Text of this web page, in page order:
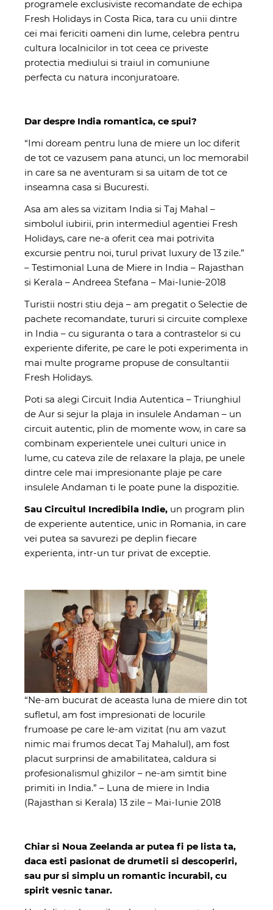
programele exclusiviste recomandate de echipa
Fresh Holidays in Costa Rica, tara cu unii dintre
cei mai fericiti oameni din lume, celebra pentru
cultura localnicilor in tot ceea ce priveste
protectia mediului si traiul in comuniune
perfecta cu natura inconjuratoare.
Dar despre India romantica, ce spui?
“Imi doream pentru luna de miere un loc diferit
de tot ce vazusem pana atunci, un loc memorabil
in care sa ne aventuram si sa uitam de tot ce
inseamna casa si Bucuresti.
Asa am ales sa vizitam India si Taj Mahal –
simbolul iubirii, prin intermediul agentiei Fresh
Holidays, care ne-a oferit cea mai potrivita
excursie pentru noi, turul privat luxury de 13 zile.”
– Testimonial Luna de Miere in India – Rajasthan
si Kerala – Andreea Stefana – Mai-Iunie-2018
Turistii nostri stiu deja – am pregatit o Selectie de
pachete recomandate, tururi si circuite complexe
in India – cu siguranta o tara a contrastelor si cu
experiente diferite, pe care le poti experimenta in
mai multe programe propuse de consultantii
Fresh Holidays.
Poti sa alegi Circuit India Autentica – Triunghiul
de Aur si sejur la plaja in insulele Andaman – un
circuit autentic, plin de momente wow, in care sa
combinam experientele unei culturi unice in
lume, cu cateva zile de relaxare la plaja, pe unele
dintre cele mai impresionante plaje pe care
insulele Andaman ti le poate pune la dispozitie.
Sau Circuitul Incredibila Indie, un program plin
de experiente autentice, unic in Romania, in care
vei putea sa savurezi pe deplin fiecare
experienta, intr-un tur privat de exceptie.
“Ne-am bucurat de aceasta luna de miere din tot
sufletul, am fost impresionati de locurile
frumoase pe care le-am vizitat (nu am vazut
nimic mai frumos decat Taj Mahalul), am fost
placut surprinsi de amabilitatea, caldura si
profesionalismul ghizilor – ne-am simtit bine
primiti in India.” – Luna de miere in India
(Rajasthan si Kerala) 13 zile – Mai-Iunie 2018
Chiar si Noua Zeelanda ar putea fi pe lista ta,
daca esti pasionat de drumetii si descoperiri,
sau pur si simplu un romantic incurabil, cu
spirit vesnic tanar.